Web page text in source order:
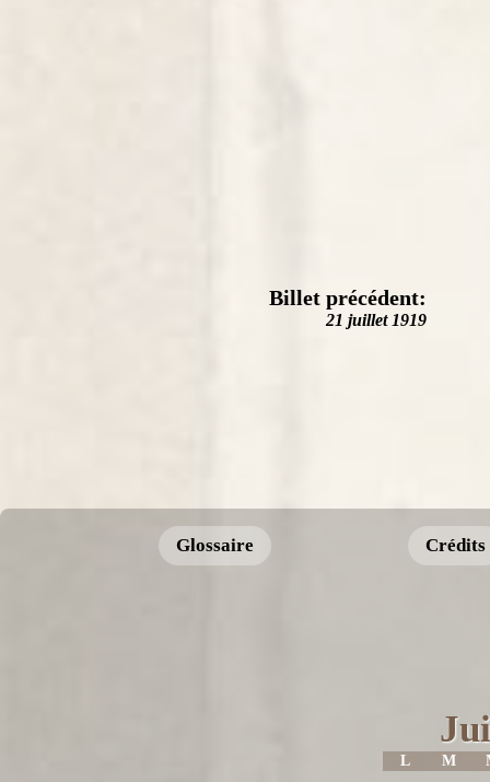
Billet précédent:
21 juillet 1919
Glossaire Crédits
L M